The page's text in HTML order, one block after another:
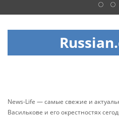
1 2
News-Life — самые свежие и
Василькове и его окрестностях